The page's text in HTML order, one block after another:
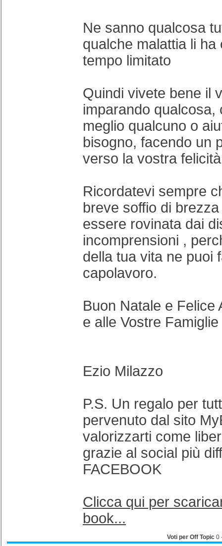
Ne sanno qualcosa
qualche malattia li
tempo limitato
Quindi vivete bene il
imparando qualcosa,
meglio qualcuno o
bisogno, facendo un
verso la vostra
Ricordatevi sempre
breve soffio di
essere rovinata dai
incomprensioni ,
della tua vita ne puoi
capolavoro.
Buon Natale e Felice
e alle Vostre Famiglie
Ezio Milazzo
P.S. Un regalo per
pervenuto dal sito
valorizzarti come
grazie al social più
FACEBOOK
Clicca qui per
book...
Voti per Off Topic 0